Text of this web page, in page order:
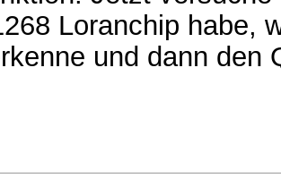
Loranchip habe,
und dann den